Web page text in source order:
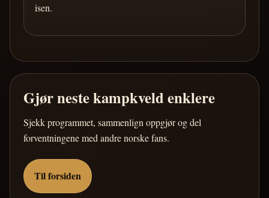
isen.
Gjør neste kampkveld enklere
Sjekk programmet, sammenlign oppgjør og del
forventningene med andre norske fans.
Til forsiden